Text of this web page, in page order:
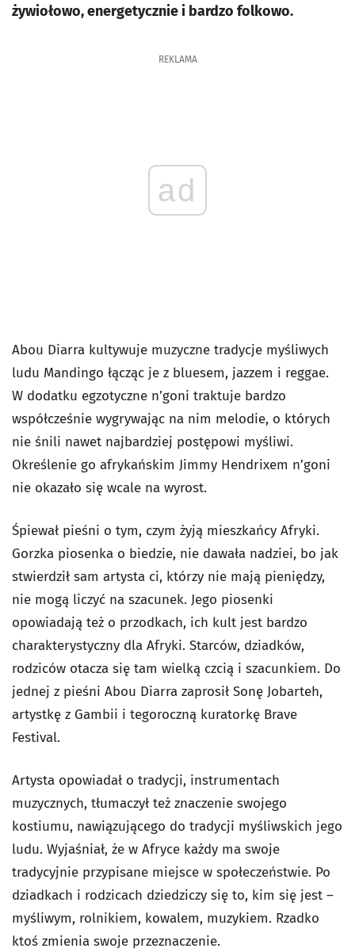
żywiołowo, energetycznie i bardzo folkowo.
REKLAMA
ad
Abou Diarra kultywuje muzyczne tradycje myśliwych
ludu Mandingo łącząc je z bluesem, jazzem i reggae.
W dodatku egzotyczne n’goni traktuje bardzo
współcześnie wygrywając na nim melodie, o których
nie śnili nawet najbardziej postępowi myśliwi.
Określenie go afrykańskim Jimmy Hendrixem n’goni
nie okazało się wcale na wyrost.
Śpiewał pieśni o tym, czym żyją mieszkańcy Afryki.
Gorzka piosenka o biedzie, nie dawała nadziei, bo jak
stwierdził sam artysta ci, którzy nie mają pieniędzy,
nie mogą liczyć na szacunek. Jego piosenki
opowiadają też o przodkach, ich kult jest bardzo
charakterystyczny dla Afryki. Starców, dziadków,
rodziców otacza się tam wielką czcią i szacunkiem. Do
jednej z pieśni Abou Diarra zaprosił Sonę Jobarteh,
artystkę z Gambii i tegoroczną kuratorkę Brave
Festival.
Artysta opowiadał o tradycji, instrumentach
muzycznych, tłumaczył też znaczenie swojego
kostiumu, nawiązującego do tradycji myśliwskich jego
ludu. Wyjaśniał, że w Afryce każdy ma swoje
tradycyjnie przypisane miejsce w społeczeństwie. Po
dziadkach i rodzicach dziedziczy się to, kim się jest –
myśliwym, rolnikiem, kowalem, muzykiem. Rzadko
ktoś zmienia swoje przeznaczenie.